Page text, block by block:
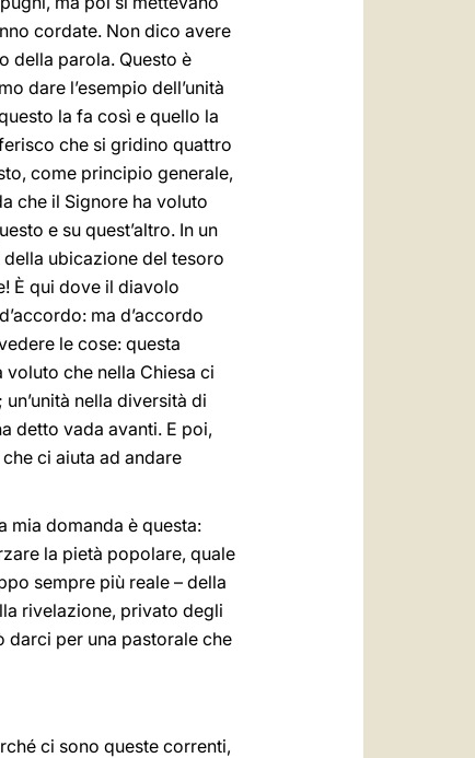
cordate. Non dico avere
della parola. Questo è
dare l’esempio dell’unità
la fa così e quello la
che si gridino quattro
come principio generale,
che il Signore ha voluto
e su quest’altro. In un
della ubicazione del tesoro
È qui dove il diavolo
ma d’accordo
le cose: questa
che nella Chiesa ci
nella diversità di
detto vada avanti. E poi,
ci aiuta ad andare
mia domanda è questa:
la pietà popolare, quale
sempre più reale – della
rivelazione, privato degli
darci per una pastorale che
ci sono queste correnti,